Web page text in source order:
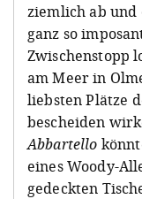
ziemlich ab
ganz so
Zwischenstopp
am Meer in
liebsten Plätze
bescheiden
Abbartello
eines Woody-
gedeckten